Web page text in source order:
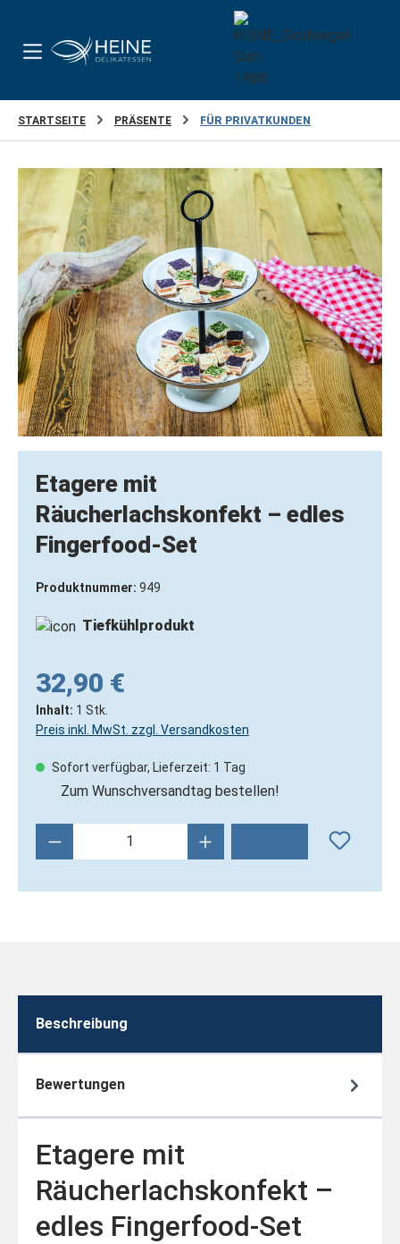
STARTSEITE PRÄSENTE FÜR PRIVATKUNDEN
Bildergalerie überspringen
Etagere mit
Räucherlachskonfekt – edles
Fingerfood-Set
Produktnummer: 949
Tiefkühlprodukt
32,90 €
Inhalt: 1 Stk.
Preis inkl. MwSt. zzgl. Versandkosten
Sofort verfügbar, Lieferzeit: 1 Tag
Zum Wunschversandtag bestellen!
Produkt Anzahl: Gib den gewünschten
Beschreibung
Bewertungen
Etagere mit
Räucherlachskonfekt –
edles Fingerfood-Set